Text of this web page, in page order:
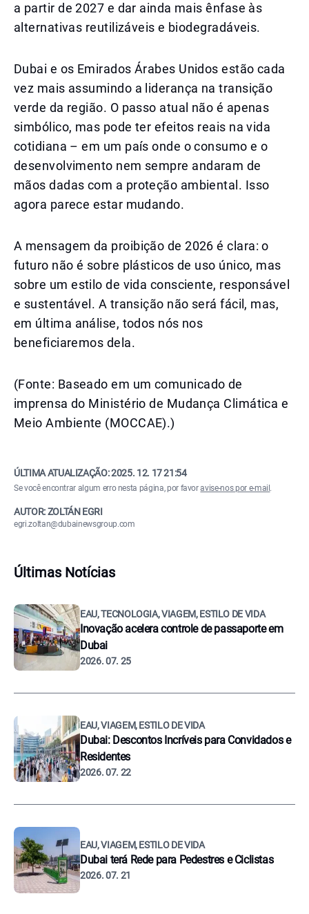
a partir de 2027 e dar ainda mais ênfase às
alternativas reutilizáveis e biodegradáveis.
Dubai e os Emirados Árabes Unidos estão cada
vez mais assumindo a liderança na transição
verde da região. O passo atual não é apenas
simbólico, mas pode ter efeitos reais na vida
cotidiana – em um país onde o consumo e o
desenvolvimento nem sempre andaram de
mãos dadas com a proteção ambiental. Isso
agora parece estar mudando.
A mensagem da proibição de 2026 é clara: o
futuro não é sobre plásticos de uso único, mas
sobre um estilo de vida consciente, responsável
e sustentável. A transição não será fácil, mas,
em última análise, todos nós nos
beneficiaremos dela.
(Fonte: Baseado em um comunicado de
imprensa do Ministério de Mudança Climática e
Meio Ambiente (MOCCAE).)
ÚLTIMA ATUALIZAÇÃO:2025. 12. 17 21:54
Se você encontrar algum erro nesta página, por favoravise-nos por e-mail .
AUTOR: ZOLTÁN EGRI
egri.zoltan@dubainewsgroup.com
Últimas Notícias
EAU, TECNOLOGIA, VIAGEM, ESTILO DE VIDA
Inovação acelera controle de passaporte em
Dubai
2026. 07. 25
EAU, VIAGEM, ESTILO DE VIDA
Dubai: Descontos Incríveis para Convidados e
Residentes
2026. 07. 22
EAU, VIAGEM, ESTILO DE VIDA
Dubai terá Rede para Pedestres e Ciclistas
2026. 07. 21